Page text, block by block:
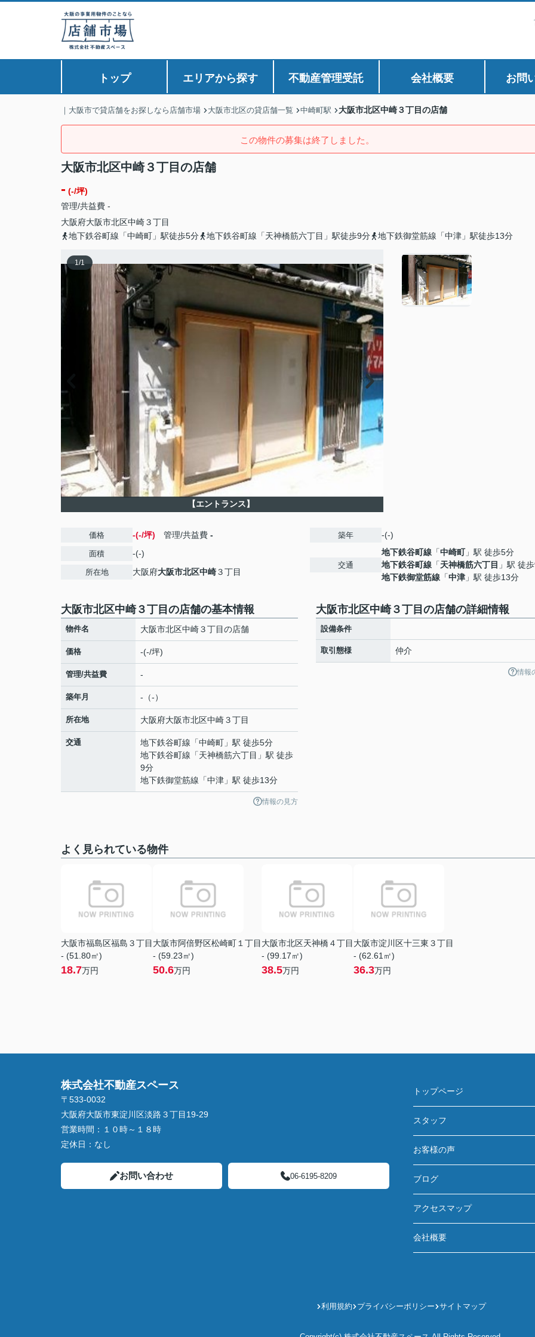
トップ エリアから探す 不動産管理受託 会社概要 お問
｜大阪市で貸店舗をお探しなら店舗市場 大阪市北区の貸店舗一覧 中崎町駅 大阪市北区中崎３丁目の店舗
この物件の募集は終了しました。
大阪市北区中崎３丁目の店舗
- (-/坪)
管理/共益費 -
大阪府大阪市北区中崎３丁目
地下鉄谷町線「中崎町」駅徒歩5分
地下鉄谷町線「天神橋筋六丁目」駅徒歩9分 地下鉄御堂筋線「中津」駅徒歩13分
1/1
【エントランス】
価格 -(-/坪) 管理/共益費 -
面積 -(-)
所在地 大阪府大阪市北区中崎３丁目
築年 -(-)
交通
地下鉄谷町線 「中崎町」駅 徒歩5分
地下鉄谷町線 「天神橋筋六丁目 」駅 徒
地下鉄御堂筋線 「中津 」駅 徒歩13分
大阪市北区中崎３丁目の店舗の基本情報
物件名 大阪市北区中崎３丁目の店舗
価格 -(-/坪)
管理/共益費 -
築年月 -（-）
所在地 大阪府大阪市北区中崎３丁目
交通 地下鉄谷町線 「中崎町 」駅 徒歩5分
地下鉄谷町線 「天神橋筋六丁目 」駅 徒歩
9分
地下鉄御堂筋線 「中津 」駅 徒歩13分
情報の見方
大阪市北区中崎３丁目の店舗の詳細情報
設備条件
取引態様 仲介
情報
よく見られている物件
大阪市福島区福島３丁目
- (51.80㎡)
18.7万円
大阪市阿倍野区松崎町１丁目
- (59.23㎡)
50.6万円
大阪市北区天神橋４丁目
- (99.17㎡)
38.5万円
大阪市淀川区十三東３丁目
- (62.61㎡)
36.3万円
株式会社不動産スペース
〒533-0032
大阪府大阪市東淀川区淡路３丁目19-29
営業時間： １０時～１８時
定休日： なし
お問い合わせ 06-6195-8209
トップページ
スタッフ
お客様の声
ブログ
アクセスマップ
会社概要
利用規約 プライバシーポリシー サイトマップ